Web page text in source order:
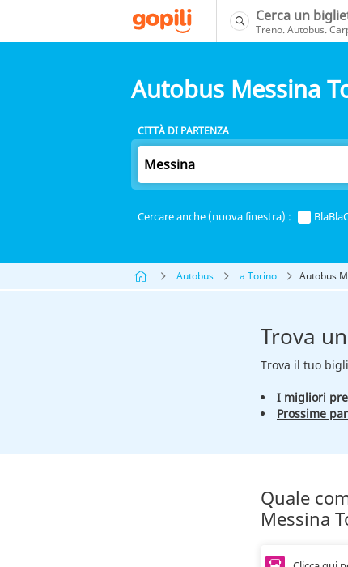
Cerca un
Treno. Autobus.
Autobus Messina
CITTÀ DI PARTENZA
Cercare anche (nuova finestra) :
Autobus a Torino Autobus
Trova
Trova il tuo
I migliori
Prossime
Quale
Messina